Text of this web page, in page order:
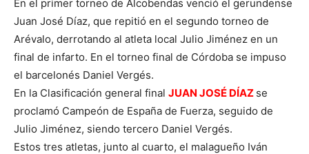
En el primer torneo de Alcobendas venció el gerundense
Juan José Díaz, que repitió en el segundo torneo de
Arévalo, derrotando al atleta local Julio Jiménez en un
final de infarto. En el torneo final de Córdoba se impuso
el barcelonés Daniel Vergés.
En la Clasificación general final JUAN JOSÉ DÍAZ se
proclamó Campeón de España de Fuerza, seguido de
Julio Jiménez, siendo tercero Daniel Vergés.
Estos tres atletas, junto al cuarto, el malagueño Iván